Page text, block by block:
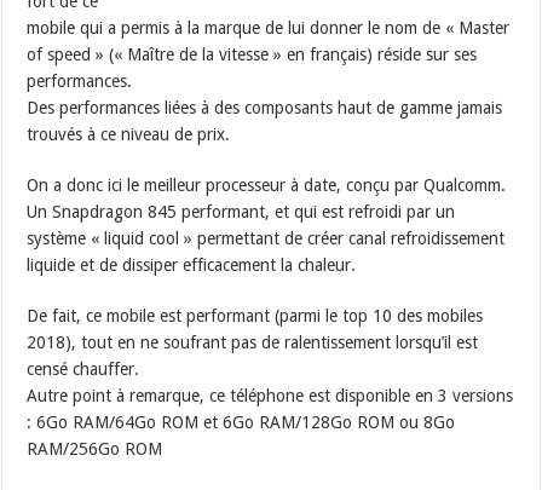
mobile qui a permis à la marque de lui donner le nom de « Master
of speed » (« Maître de la vitesse » en français) réside sur ses
performances.
Des performances liées à des composants haut de gamme jamais
trouvés à ce niveau de prix.
On a donc ici le meilleur processeur à date, conçu par Qualcomm.
Un Snapdragon 845 performant, et qui est refroidi par un
système « liquid cool » permettant de créer canal refroidissement
liquide et de dissiper efficacement la chaleur.
De fait, ce mobile est performant (parmi le top 10 des mobiles
2018), tout en ne soufrant pas de ralentissement lorsqu’il est
censé chauffer.
Autre point à remarque, ce téléphone est disponible en 3 versions
: 6Go RAM/64Go ROM et 6Go RAM/128Go ROM ou 8Go
RAM/256Go ROM